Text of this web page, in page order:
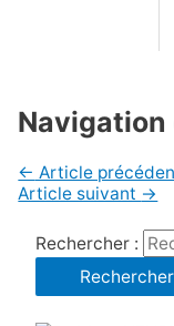
Navigation
← Article
Article suivant →
Rechercher :